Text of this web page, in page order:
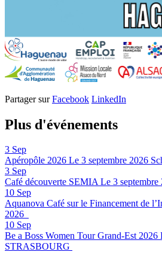
Partager sur Facebook LinkedIn
Plus d'événements
3 Sep
Apéropôle 2026 Le 3 septembre 2026
3 Sep
Café découverte SEMIALe 3 septembre
10 Sep
Aquanova Café sur le Financement de
2026
10 Sep
Be a Boss Women Tour Grand-Est 2026
STRASBOURG